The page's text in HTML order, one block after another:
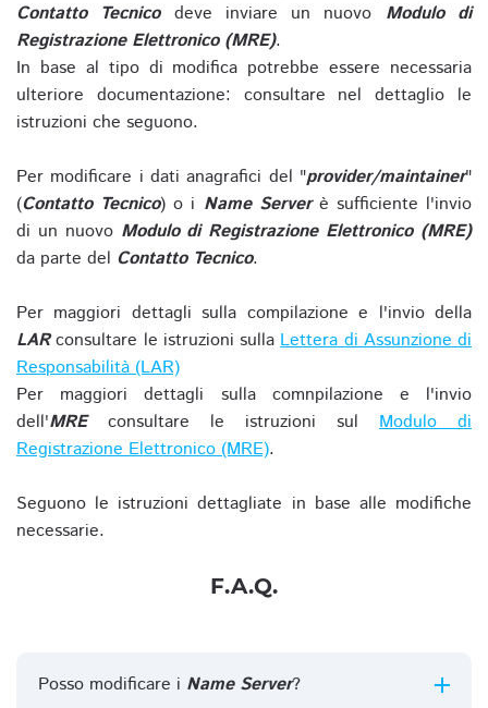
Contatto Tecnicodeve inviare un nuovo Modulo di
Registrazione Elettronico (MRE).
In base al tipo di modifica potrebbe essere necessaria
ulteriore documentazione: consultare nel dettaglio le
istruzioni che seguono.
Per modificare i dati anagrafici del "provider/maintainer"
(Contatto Tecnico) o i Name Serverè sufficiente l'invio
di un nuovo Modulo di Registrazione Elettronico (MRE)
da parte del Contatto Tecnico.
Per maggiori dettagli sulla compilazione e l'invio della
LARconsultare le istruzioni sullaLettera di Assunzione di
Responsabilità (LAR)
Per maggiori dettagli sulla comnpilazione e l'invio
dell'MREconsultare le istruzioni sul Modulo di
Registrazione Elettronico (MRE).
Seguono le istruzioni dettagliate in base alle modifiche
necessarie.
F.A.Q.
Posso modificare i Name Server?